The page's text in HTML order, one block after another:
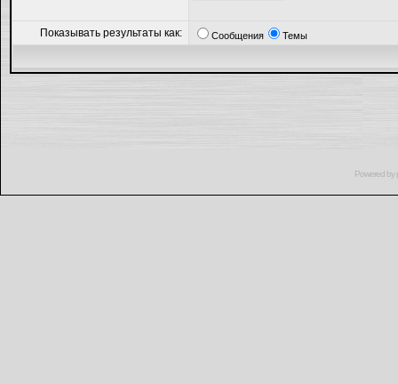
Показывать результаты как: Сообщения Темы
Powered by